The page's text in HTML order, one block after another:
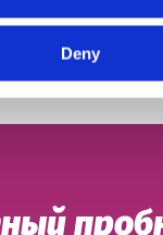
Deny
English